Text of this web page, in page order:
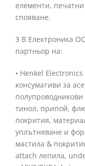
елементи,
спояване.
3 В Електроника
партньор на:
• Henkel
консумативи за
тинол, припой,
покрития,
уплътняване и
мастила &
attach лепила,